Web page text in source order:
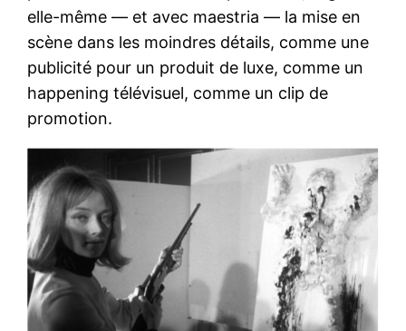
elle-même — et avec maestria — la mise en
scène dans les moindres détails, comme une
publicité pour un produit de luxe, comme un
happening télévisuel, comme un clip de
promotion.